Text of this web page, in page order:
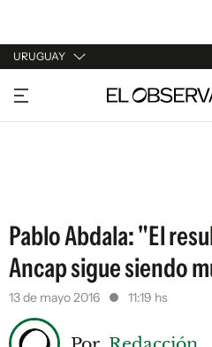
URUGUAY
URUGUAY
ARGENTINA
Pablo Abdala: "El
Ancap sigue siendo
13 de mayo 2016 11:19 hs